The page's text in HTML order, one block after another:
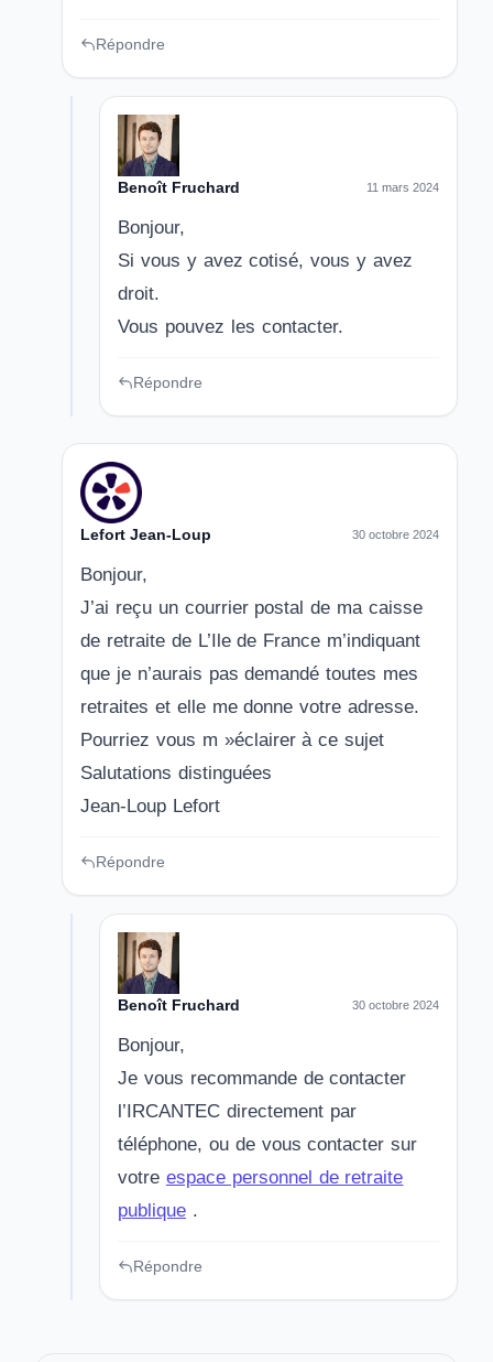
Répondre
Benoît Fruchard 11 mars 2024
Bonjour,
Si vous y avez cotisé, vous y avez
droit.
Vous pouvez les contacter.
Répondre
Lefort Jean-Loup 30 octobre 2024
Bonjour,
J’ai reçu un courrier postal de ma caisse
de retraite de L’Ile de France m’indiquant
que je n’aurais pas demandé toutes mes
retraites et elle me donne votre adresse.
Pourriez vous m »éclairer à ce sujet
Salutations distinguées
Jean-Loup Lefort
Répondre
Benoît Fruchard 30 octobre 2024
Bonjour,
Je vous recommande de contacter
l’IRCANTEC directement par
téléphone, ou de vous contacter sur
votre espace personnel de retraite
publique .
Répondre